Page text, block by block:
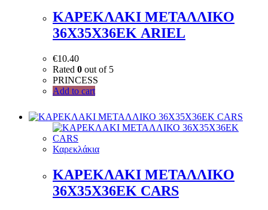
ΚΑΡΕΚΛΑΚΙ ΜΕΤΑΛΛΙΚΟ
36Χ35Χ36ΕΚ ARIEL
€10.40
Rated 0 out of 5
PRINCESS
Add to cart
Καρεκλάκια
ΚΑΡΕΚΛΑΚΙ ΜΕΤΑΛΛΙΚΟ
36Χ35Χ36ΕΚ CARS